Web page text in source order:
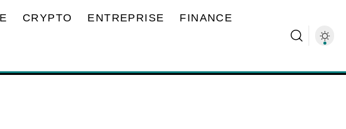
CRYPTO ENTREPRISE FINANCE